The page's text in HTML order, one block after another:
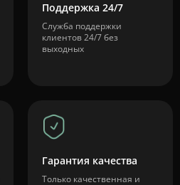
Поддержка 24/7
Служба поддержки
клиентов 24/7 без
выходных
Гарантия качества
Только качественная и